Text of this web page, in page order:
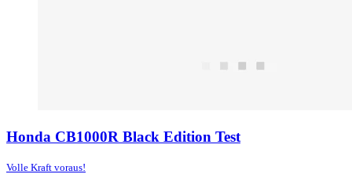
Honda CB1000R Black Edition Test
Volle Kraft voraus!